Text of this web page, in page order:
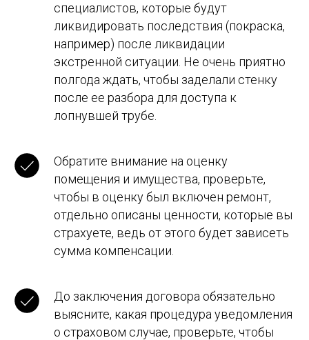
специалистов, которые будут
ликвидировать последствия (покраска,
например) после ликвидации
экстренной ситуации. Не очень приятно
полгода ждать, чтобы заделали стенку
после ее разбора для доступа к
лопнувшей трубе.
Обратите внимание на оценку
помещения и имущества, проверьте,
чтобы в оценку был включен ремонт,
отдельно описаны ценности, которые вы
страхуете, ведь от этого будет зависеть
сумма компенсации.
До заключения договора обязательно
выясните, какая процедура уведомления
о страховом случае, проверьте, чтобы
Ваш номер телефона
Оставить заявку
Отправляя форму вы соглашаетесь с политикой
обработки персональных данных